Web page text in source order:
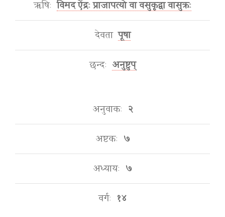
ऋषिः विमद ऐंद्रः प्राजापत्यो वा वसुकृद्वा वासुक्रः
देवता पूषा
छन्दः अनुष्टुप्
अनुवाकः २
अष्टकः ७
अध्यायः ७
वर्गः १४